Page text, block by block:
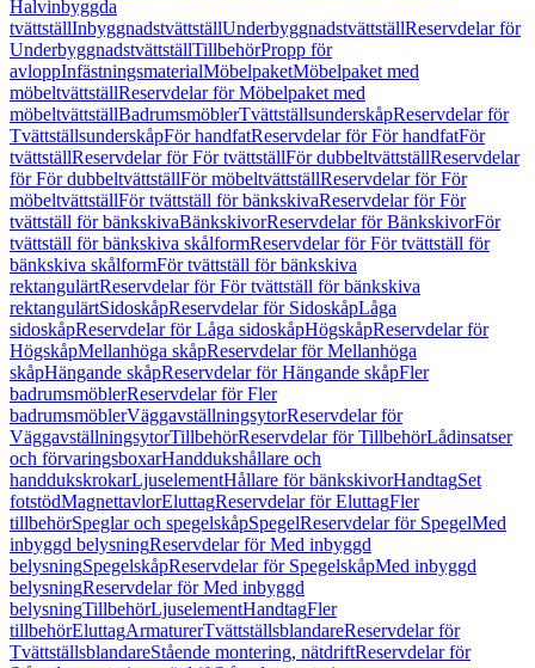
Halvinbyggda
tvättställInbyggnadstvättställUnderbyggnadstvättställReservdelar för
UnderbyggnadstvättställTillbehörPropp för
avloppInfästningsmaterialMöbelpaketMöbelpaket med
möbeltvättställReservdelar för Möbelpaket med
möbeltvättställBadrumsmöblerTvättställsunderskåpReservdelar för
TvättställsunderskåpFör handfatReservdelar för För handfatFör
tvättställReservdelar för För tvättställFör dubbeltvättställReservdelar
för För dubbeltvättställFör möbeltvättställReservdelar för För
möbeltvättställFör tvättställ för bänkskivaReservdelar för För
tvättställ för bänkskivaBänkskivorReservdelar för BänkskivorFör
tvättställ för bänkskiva skålformReservdelar för För tvättställ för
bänkskiva skålformFör tvättställ för bänkskiva
rektangulärtReservdelar för För tvättställ för bänkskiva
rektangulärtSidoskåpReservdelar för SidoskåpLåga
sidoskåpReservdelar för Låga sidoskåpHögskåpReservdelar för
HögskåpMellanhöga skåpReservdelar för Mellanhöga
skåpHängande skåpReservdelar för Hängande skåpFler
badrumsmöblerReservdelar för Fler
badrumsmöblerVäggavställningsytorReservdelar för
VäggavställningsytorTillbehörReservdelar för TillbehörLådinsatser
och förvaringsboxarHanddukshållare och
handdukskrokarLjuselementHållare för bänkskivorHandtagSet
fotstödMagnettavlorEluttagReservdelar för EluttagFler
tillbehörSpeglar och spegelskåpSpegelReservdelar för SpegelMed
inbyggd belysningReservdelar för Med inbyggd
belysningSpegelskåpReservdelar för SpegelskåpMed inbyggd
belysningReservdelar för Med inbyggd
belysningTillbehörLjuselementHandtagFler
tillbehörEluttagArmaturerTvättställsblandareReservdelar för
TvättställsblandareStående montering, nätdriftReservdelar för